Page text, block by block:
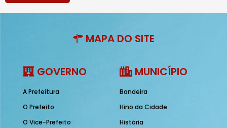
MAPA DO SITE
GOVERNO
A Prefeitura
O Prefeito
O Vice-Prefeito
MUNICÍPIO
Bandeira
Hino da Cidade
História